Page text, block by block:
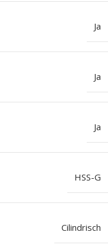
Ja
Ja
Ja
HSS-G
Cilindrisch